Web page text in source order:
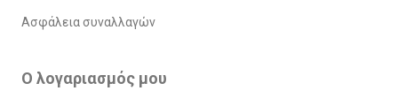
Ασφάλεια συναλλαγών
Ο λογαριασμός μου